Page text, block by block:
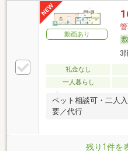
動画あり
3
礼金なし
一人暮らし
ペット相談可・二人
要／代行
残り1件を